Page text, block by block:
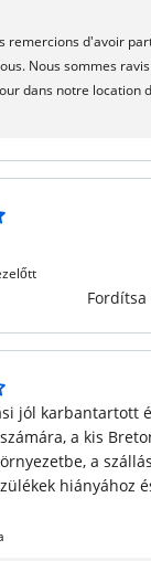
:
:
1-6 éjszakai stays).
autókhoz
(felár
alkalmazandó
remercions d'avoir
Nous sommes
dans notre location
espérons avoir le
jól karbantartott
a kis
a
hiányához